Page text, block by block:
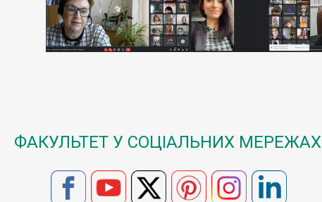
ФАКУЛЬТЕТ У СОЦІАЛЬНИХ МЕРЕЖАХ